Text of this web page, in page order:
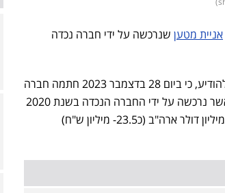
אניית מטען שנרכשה על ידי חברה נכדה
בהודעת מספנות ישראל לבורסה נכתב: "החברה מתכבדת בזאת להודיע, כי ביום 28 בדצמבר 2023 חתמה חברה
נכדה בבעלות מלאה של החברה על הסכם למכירת אניית מטען אשר נרכשה על ידי החברה הנכדה בשנת 2020
ובעלת כושר נשיאה של כ- 7,850 טון, וזאת בתמורה לסך של 6.5 מיליון דולר ארה"ב (כ23.5- מיליון ש"ח)